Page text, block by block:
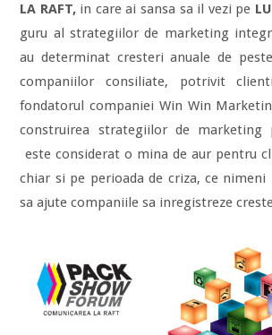
LA RAFT,in care ai sansa sa il vezi pe
guru al strategiilor de marketing
au determinat cresteri anuale de
companiilor consiliate, potrivit
fondatorul companiei Win Win
construirea strategiilor de marketing
este considerat o mina de aur pentru
chiar si pe perioada de criza, ce nimeni
sa ajute companiile sa inregistreze